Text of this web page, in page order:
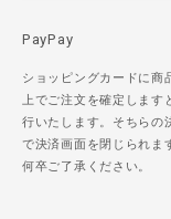
PayPay
ショッピングカードに商
上でご注文を確定しま
行いたします。そちらの
で決済画面を閉じられま
何卒ご了承ください。